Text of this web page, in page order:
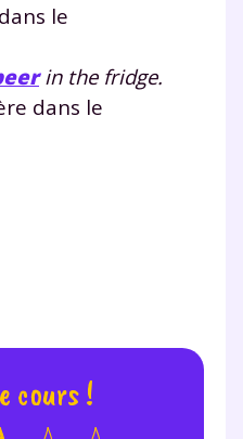
le
in the fridge.
dans le
cours !
votre
?
soutien